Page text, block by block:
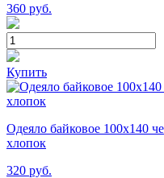
360 руб.
Купить
Одеяло байковое 100х140
хлопок
320 руб.